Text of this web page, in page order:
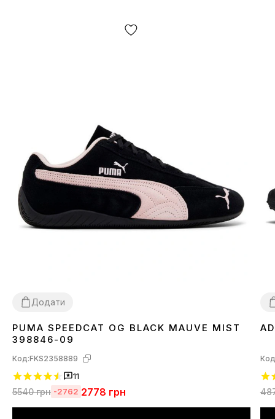
Додати
36373839 4041
PUMA SPEEDCAT OG BLACK MAUVE MIST
398846-09
Код:FKS2358889
11
5540грн -2762 2778 грн